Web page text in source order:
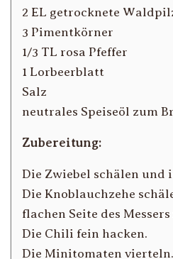
2 EL getrocknete
3 Pimentkörner
1/3 TL rosa Pfeffer
1 Lorbeerblatt
Salz
neutrales Speiseöl zum
Zubereitung:
Die Zwiebel schälen und
Die Knoblauchzehe
flachen Seite des
Die Chili fein hacken.
Die Minitomaten vierteln.